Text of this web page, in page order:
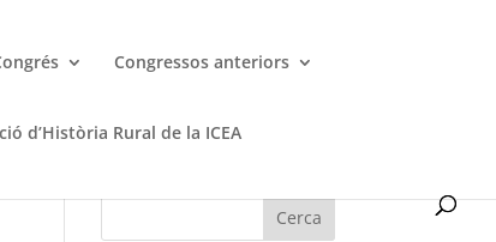
Congressos anteriors
d’Història Rural de la ICEA
Cerca